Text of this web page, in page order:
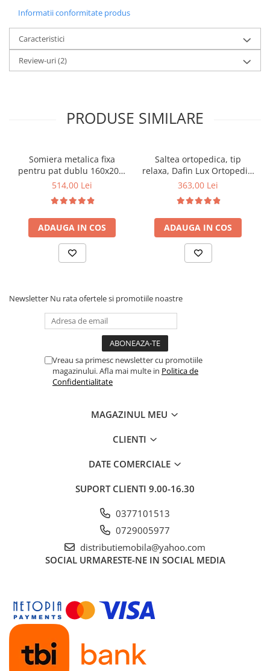
Informatii conformitate produs
Caracteristici
Review-uri(2)
PRODUSE SIMILARE
Somiera metalica fixa
pentru pat dublu 160x200,
6 picioare, 32 lamele lemn
saltea ferm, negru
514,00 Lei
ADAUGA IN COS
Saltea ortopedica, tip
relaxa, Dafin Lux Ortopedic,
90x200x21cm, fermitate
tip Bonell, fata vara-iarna,
sistem de aerisire cu
butoni, Salt Confort
363,00 Lei
ADAUGA IN COS
Newsletter Nu rata ofertele si promotiile noastre
Vreau sa primesc newsletter cu promotiile
magazinului. Afla mai multe in Politica de
Confidentialitate
MAGAZINUL MEU
CLIENTI
DATE COMERCIALE
SUPORT CLIENTI 9.00-16.30
0377101513
0729005977
distributiemobila@yahoo.com
SOCIAL URMARESTE-NE IN SOCIAL MEDIA